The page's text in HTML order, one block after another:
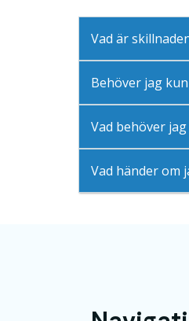
Vad är
Behöver jag
Vad behöver
Vad händer om